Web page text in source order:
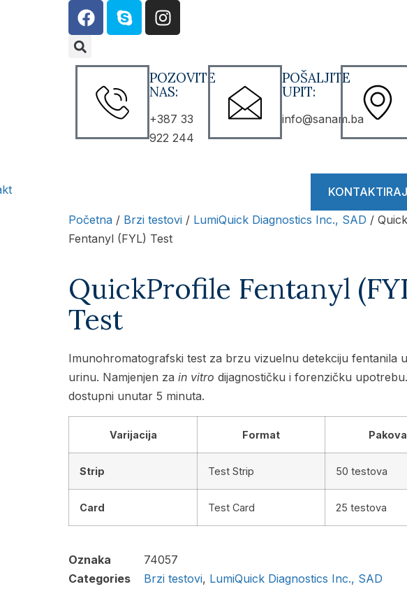
POZOVITE
NAS:
+387 33
922 244
POŠALJITE
UPIT:
info@sanam.ba
Početna / Brzi testovi / LumiQuick Diagnostics Inc., SAD /
Fentanyl (FYL) Test
QuickProfile Fentanyl
Test
Imunohromatografski test za brzu vizuelnu detekciju fentanila
urinu. Namjenjen za in vitro dijagnostičku i forenzičku
dostupni unutar 5 minuta.
Varijacija Format
Strip Test Strip 50 testova
Card Test Card 25 testova
Oznaka
74057
Categories
Brzi testovi, LumiQuick Diagnostics Inc., SAD